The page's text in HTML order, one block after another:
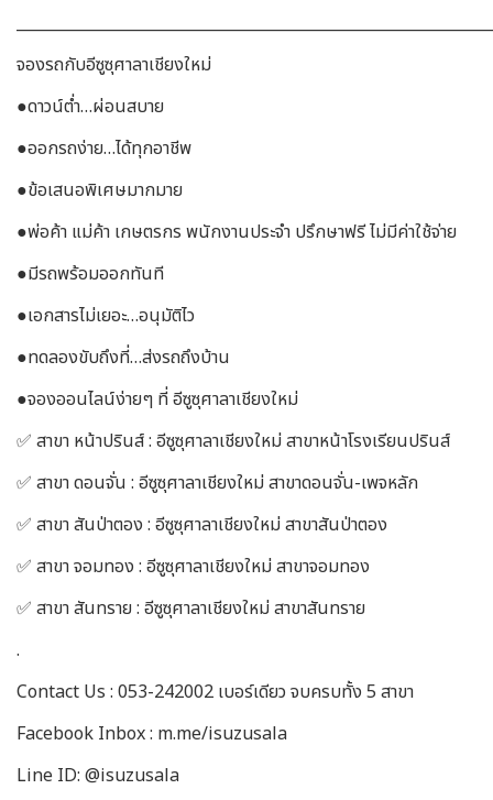
จองรถกับอีซูซุศาลาเชียงใหม่
●ดาวน์ต่ำ…ผ่อนสบาย
●ออกรถง่าย…ได้ทุกอาชีพ
●ข้อเสนอพิเศษมากมาย
●พ่อค้า แม่ค้า เกษตรกร พนักงานประจำ ปรึกษาฟรี ไม่มีค่าใช้จ่าย
●มีรถพร้อมออกทันที
●เอกสารไม่เยอะ…อนุมัติไว
●ทดลองขับถึงที่…ส่งรถถึงบ้าน
●จองออนไลน์ง่ายๆ ที่ อีซูซุศาลาเชียงใหม่
✅ สาขา หน้าปรินส์ : อีซูซุศาลาเชียงใหม่ สาขาหน้าโรงเรียนปรินส์
✅ สาขา ดอนจั่น : อีซูซุศาลาเชียงใหม่ สาขาดอนจั่น-เพจหลัก
✅ สาขา สันป่าตอง : อีซูซุศาลาเชียงใหม่ สาขาสันป่าตอง
✅ สาขา จอมทอง : อีซูซุศาลาเชียงใหม่ สาขาจอมทอง
✅ สาขา สันทราย : อีซูซุศาลาเชียงใหม่ สาขาสันทราย
.
Contact Us : 053-242002 เบอร์เดียว จบครบทั้ง 5 สาขา
Facebook Inbox : m.me/isuzusala
Line ID: @isuzusala